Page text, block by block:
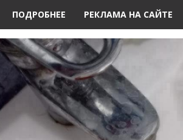
ПОДРОБНЕЕ РЕКЛАМА НА САЙТЕ